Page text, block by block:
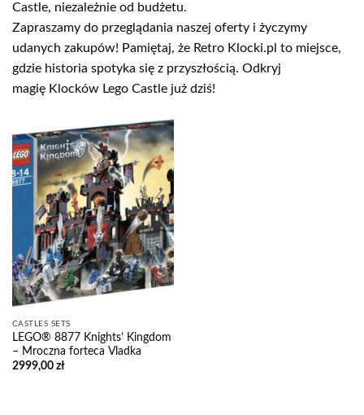
Castle, niezależnie od budżetu.
Zapraszamy do przeglądania naszej oferty i życzymy
udanych zakupów! Pamiętaj, że Retro Klocki.pl to miejsce,
gdzie historia spotyka się z przyszłością. Odkryj
magię Klocków Lego Castle już dziś!
CASTLES SETS
LEGO® 8877 Knights’ Kingdom
– Mroczna forteca Vladka
2999,00 zł